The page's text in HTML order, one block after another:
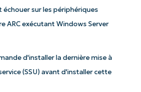
échouer sur les périphériques
ARC exécutant Windows Server
d'installer la dernière mise à
(SSU) avant d'installer cette